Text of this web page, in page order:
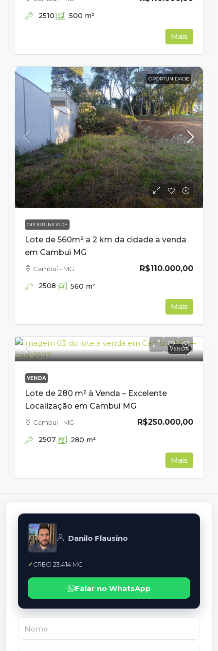
2510 500 m²
Mais
OPORTUNIDADE
OPORTUNIDADE
Lote de 560m² a 2 km da cidade a venda
em Cambui MG
R$110.000,00
Cambuí - MG
2508 560 m²
Mais
VENDA
VENDA
Lote de 280 m² à Venda – Excelente
Localização em Cambuí MG
R$250.000,00
Cambuí - MG
2507 280 m²
Mais
Danilo Flausino
CRECI 23.414 MG
Falar no WhatsApp